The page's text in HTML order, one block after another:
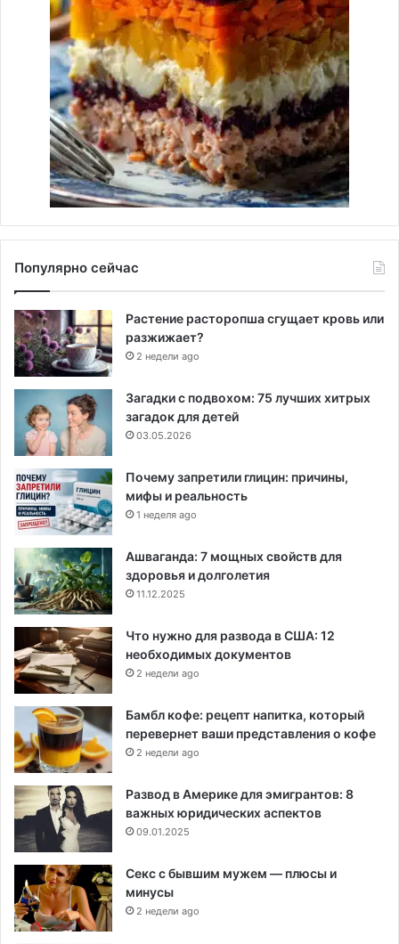
Популярно сейчас
Растение расторопша сгущает кровь или
разжижает?
2 недели ago
Загадки с подвохом: 75 лучших хитрых
загадок для детей
03.05.2026
Почему запретили глицин: причины,
мифы и реальность
1 неделя ago
Ашваганда: 7 мощных свойств для
здоровья и долголетия
11.12.2025
Что нужно для развода в США: 12
необходимых документов
2 недели ago
Бамбл кофе: рецепт напитка, который
перевернет ваши представления о кофе
2 недели ago
Развод в Америке для эмигрантов: 8
важных юридических аспектов
09.01.2025
Секс с бывшим мужем — плюсы и
минусы
2 недели ago